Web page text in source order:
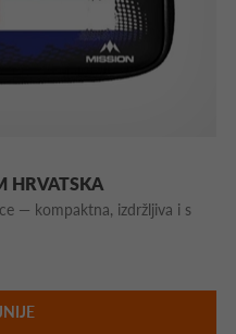
HRVATSKA
— kompaktna, izdržljiva i s